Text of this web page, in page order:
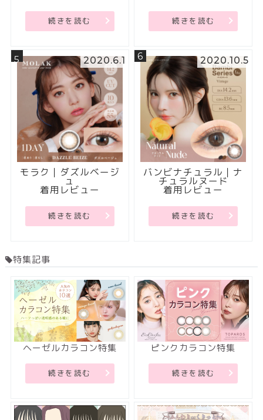
続きを読む 続きを読む
5 2020.6.1
モラク｜ダズルベージ
ュ
着用レビュー
続きを読む
6 2020.10.5
バンビナチュラル｜ナ
チュラルヌード
着用レビュー
続きを読む
特集記事
ヘーゼルカラコン特集
続きを読む
ピンクカラコン特集
続きを読む